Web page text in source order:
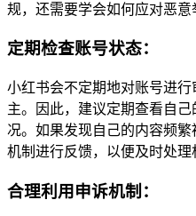
规，还需要学会如何应对恶意
定期检查账号状态：
小红书会不定期地对账号进
主。因此，建议定期查看自
况。如果发现自己的内容频
机制进行反馈，以便及时处理
合理利用申诉机制：